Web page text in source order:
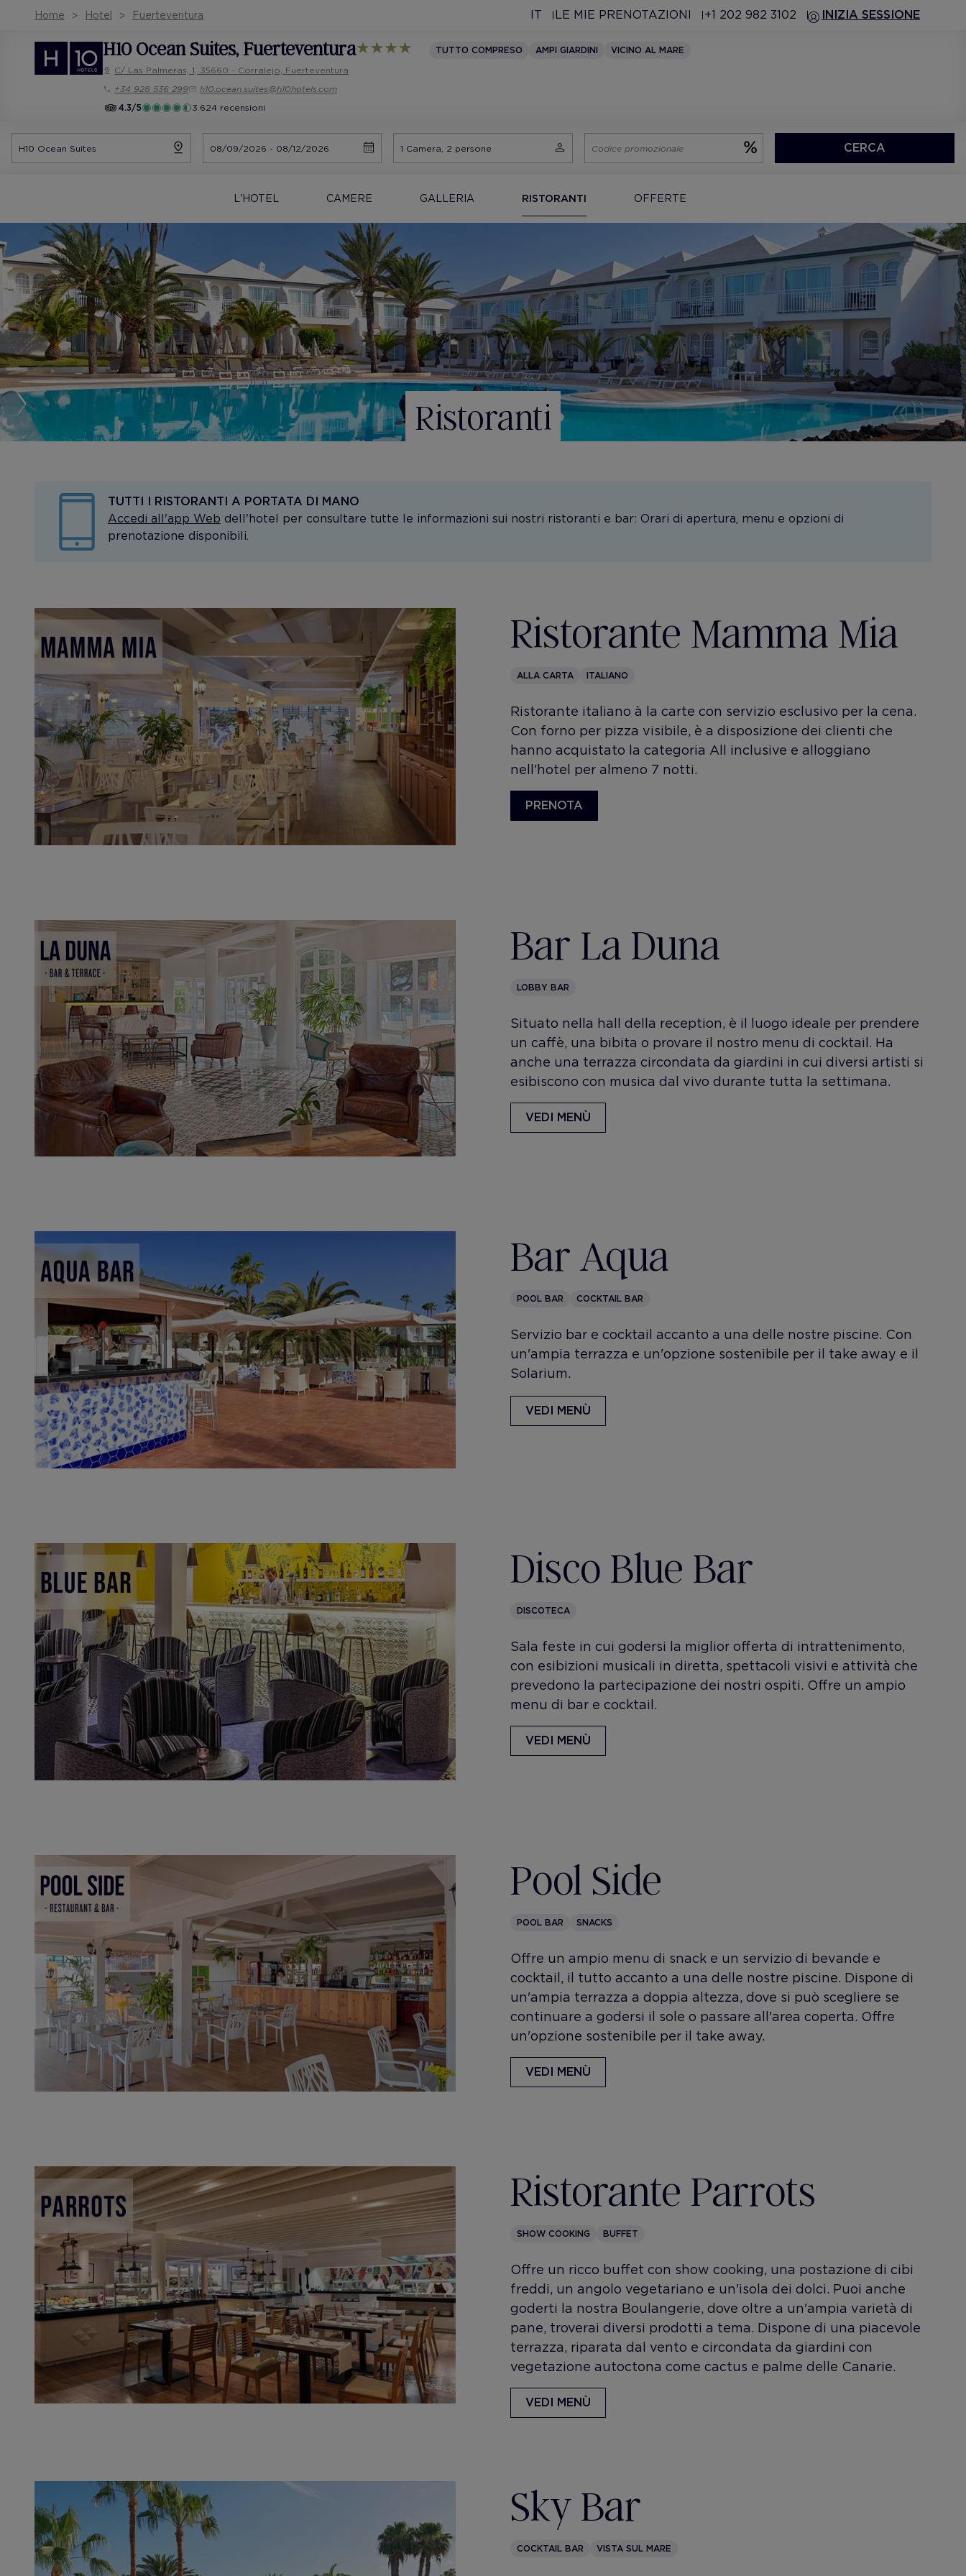
Home Hotel Fuerteventura IT LE MIE PRENOTAZIONI +1 202 982 3102 INIZIA SESSIONE
H10 Ocean Suites, Fuerteventura TUTTO COMPRESO AMPI GIARDINI
VICINO AL MARE
C/ Las Palmeras, 1, 35660 - Corralejo, Fuerteventura
+34 928 536 299
h10.ocean.suites@h10hotels.com
4.3/5
3.624 recensioni
CERCA
L'HOTEL CAMERE GALLERIA RISTORANTI OFFERTE
Ristoranti
TUTTI I RISTORANTI A PORTATA DI MANO
Accedi all'app Web dell'hotel per consultare tutte le informazioni sui nostri ristoranti e bar: Orari di apertura, menu e opzioni di
prenotazione disponibili.
Ristorante Mamma Mia
ALLA CARTA ITALIANO
Ristorante italiano à la carte con servizio esclusivo per la cena.
Con forno per pizza visibile, è a disposizione dei clienti che
hanno acquistato la categoria All inclusive e alloggiano
nell'hotel per almeno 7 notti.
PRENOTA
Bar La Duna
LOBBY BAR
Situato nella hall della reception, è il luogo ideale per prendere
un caffè, una bibita o provare il nostro menu di cocktail. Ha
anche una terrazza circondata da giardini in cui diversi artisti si
esibiscono con musica dal vivo durante tutta la settimana.
VEDI MENÙ
Bar Aqua
POOL BAR COCKTAIL BAR
Servizio bar e cocktail accanto a una delle nostre piscine. Con
un'ampia terrazza e un'opzione sostenibile per il take away e il
Solarium.
VEDI MENÙ
Disco Blue Bar
DISCOTECA
Sala feste in cui godersi la miglior offerta di intrattenimento,
con esibizioni musicali in diretta, spettacoli visivi e attività che
prevedono la partecipazione dei nostri ospiti. Offre un ampio
menu di bar e cocktail.
VEDI MENÙ
Pool Side
POOL BAR SNACKS
Offre un ampio menu di snack e un servizio di bevande e
cocktail, il tutto accanto a una delle nostre piscine. Dispone di
un'ampia terrazza a doppia altezza, dove si può scegliere se
continuare a godersi il sole o passare all'area coperta. Offre
un'opzione sostenibile per il take away.
VEDI MENÙ
Ristorante Parrots
SHOW COOKING BUFFET
Offre un ricco buffet con show cooking, una postazione di cibi
freddi, un angolo vegetariano e un'isola dei dolci. Puoi anche
goderti la nostra Boulangerie, dove oltre a un'ampia varietà di
pane, troverai diversi prodotti a tema. Dispone di una piacevole
terrazza, riparata dal vento e circondata da giardini con
vegetazione autoctona come cactus e palme delle Canarie.
VEDI MENÙ
Sky Bar
COCKTAIL BAR VISTA SUL MARE